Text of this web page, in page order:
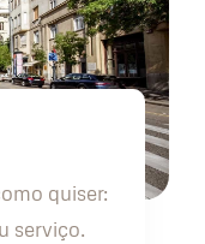
quiser:
serviço.